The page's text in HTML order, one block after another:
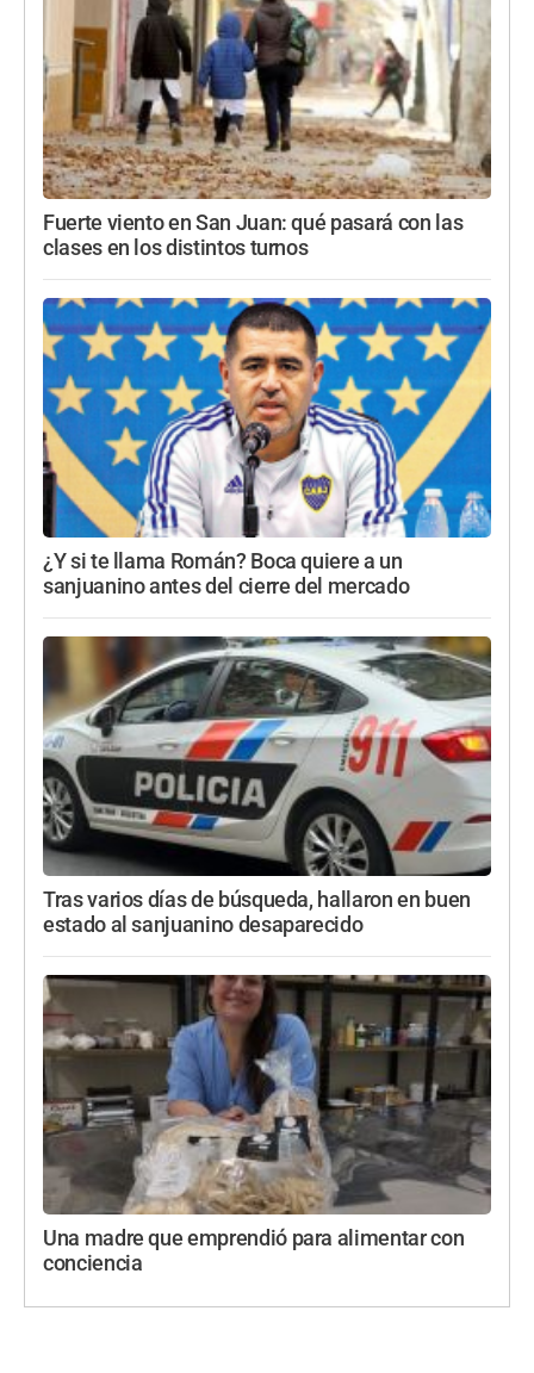
Fuerte viento en San Juan: qué pasará con las
clases en los distintos turnos
¿Y si te llama Román? Boca quiere a un
sanjuanino antes del cierre del mercado
Tras varios días de búsqueda, hallaron en buen
estado al sanjuanino desaparecido
Una madre que emprendió para alimentar con
conciencia